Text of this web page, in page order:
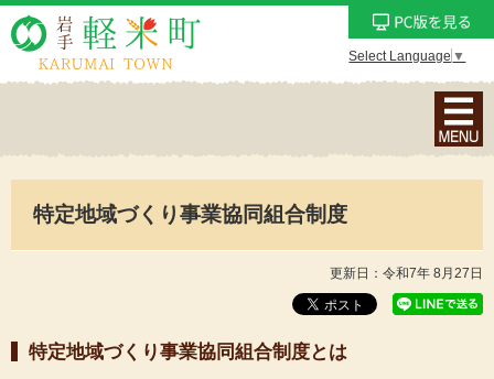
Select Language ▼
ナ
ビ
ン
メ
特定地域づくり事業協同組合制度
更新日：令和7年 8月27日
特定地域づくり事業協同組合制度とは